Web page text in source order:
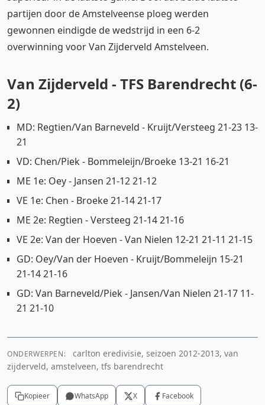
partijen door de Amstelveense ploeg werden
gewonnen eindigde de wedstrijd in een 6-2
overwinning voor Van Zijderveld Amstelveen.
Van Zijderveld - TFS Barendrecht (6-
2)
MD: Regtien/Van Barneveld - Kruijt/Versteeg 21-23 13-
21
VD: Chen/Piek - Bommeleijn/Broeke 13-21 16-21
ME 1e: Oey - Jansen 21-12 21-12
VE 1e: Chen - Broeke 21-14 21-17
ME 2e: Regtien - Versteeg 21-14 21-16
VE 2e: Van der Hoeven - Van Nielen 12-21 21-11 21-15
GD: Oey/Van der Hoeven - Kruijt/Bommeleijn 15-21
21-14 21-16
GD: Van Barneveld/Piek - Jansen/Van Nielen 21-17 11-
21 21-10
ONDERWERPEN:
carlton eredivisie, seizoen 2012-2013, van
zijderveld, amstelveen, tfs barendrecht
Kopieer WhatsApp X Facebook